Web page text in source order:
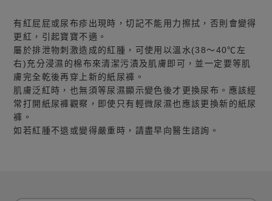
有紅屁屁或尿布疹出現時，切記不能用力擦拭，否則會變得
更紅，引起寶寶不適。
屬於排泄物刺激造成的紅腫，可使用以溫水(38～40℃左
右)充分浸濕的棉布來清潔污漬及肌膚即可，並一定要等肌
膚完全乾後再穿上新的紙尿褲。
肌膚泛紅時，也無須等尿濕顯示變色後才更換尿布。應該經
常打開紙尿褲觀察，即使只有輕微尿濕也應該更換新的紙尿
褲。
如若紅腫不退或變得嚴重時，請盡早向醫生諮詢。